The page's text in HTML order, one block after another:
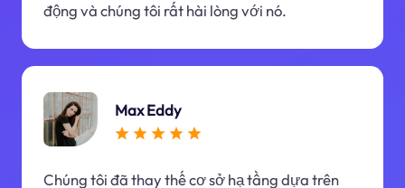
động và chúng tôi rất hài lòng với nó.
Max Eddy
Chúng tôi đã thay thế cơ sở hạ tầng dựa trên